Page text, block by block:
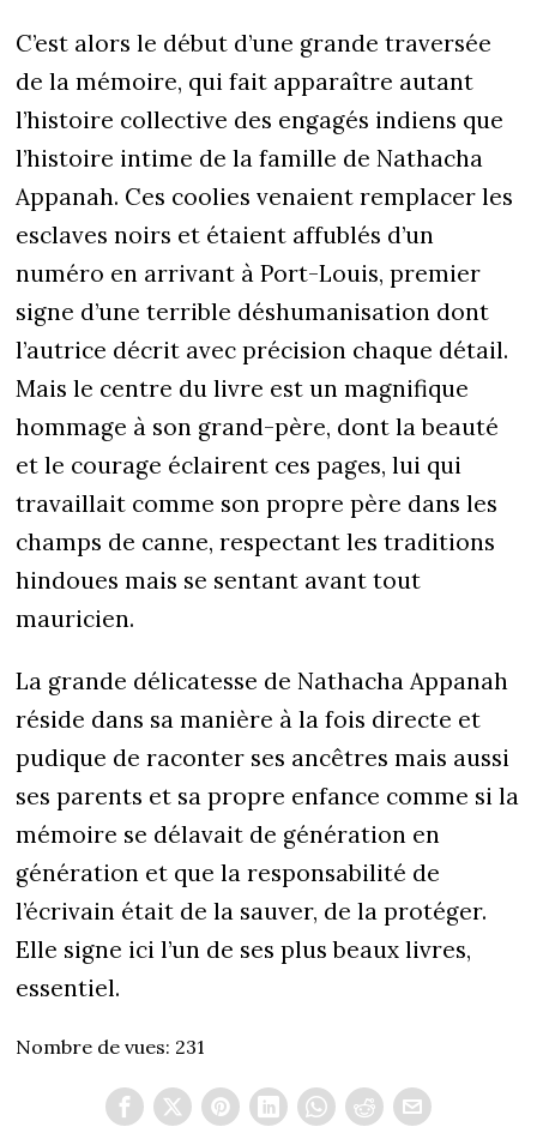
C’est alors le début d’une grande traversée
de la mémoire, qui fait apparaître autant
l’histoire collective des engagés indiens que
l’histoire intime de la famille de Nathacha
Appanah. Ces coolies venaient remplacer les
esclaves noirs et étaient affublés d’un
numéro en arrivant à Port-Louis, premier
signe d’une terrible déshumanisation dont
l’autrice décrit avec précision chaque détail.
Mais le centre du livre est un magnifique
hommage à son grand-père, dont la beauté
et le courage éclairent ces pages, lui qui
travaillait comme son propre père dans les
champs de canne, respectant les traditions
hindoues mais se sentant avant tout
mauricien.
La grande délicatesse de Nathacha Appanah
réside dans sa manière à la fois directe et
pudique de raconter ses ancêtres mais aussi
ses parents et sa propre enfance comme si la
mémoire se délavait de génération en
génération et que la responsabilité de
l’écrivain était de la sauver, de la protéger.
Elle signe ici l’un de ses plus beaux livres,
essentiel.
Nombre de vues: 231